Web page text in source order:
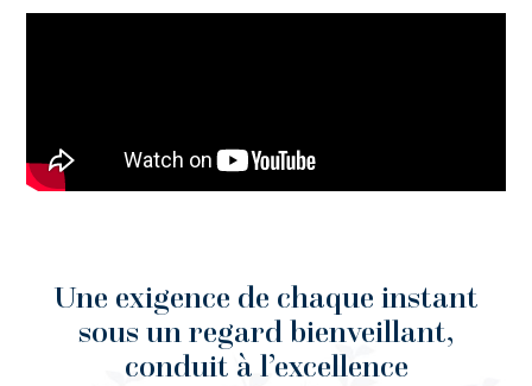
Une exigence de chaque instant
sous un regard bienveillant,
conduit à l’excellence